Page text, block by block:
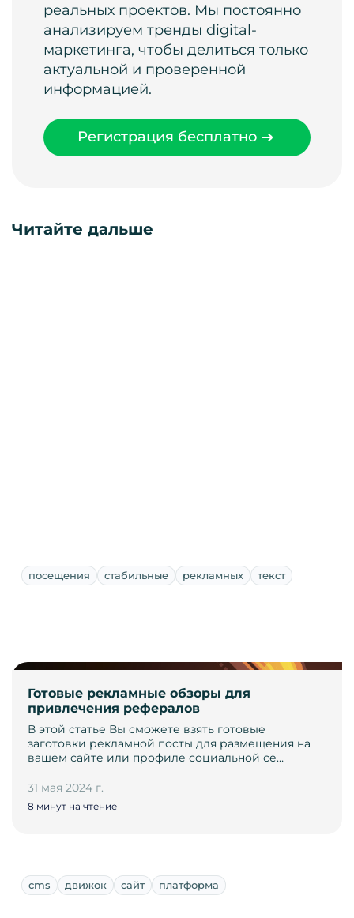
реальных проектов. Мы постоянно
анализируем тренды digital-
маркетинга, чтобы делиться только
актуальной и проверенной
информацией.
Регистрация бесплатно
Читайте дальше
посещения стабильные рекламных текст
Готовые рекламные обзоры для
привлечения рефералов
В этой статье Вы сможете взять готовые
заготовки рекламной посты для размещения на
вашем сайте или профиле социальной се…
31 мая 2024 г.
8 минут на чтение
cms движок сайт платформа